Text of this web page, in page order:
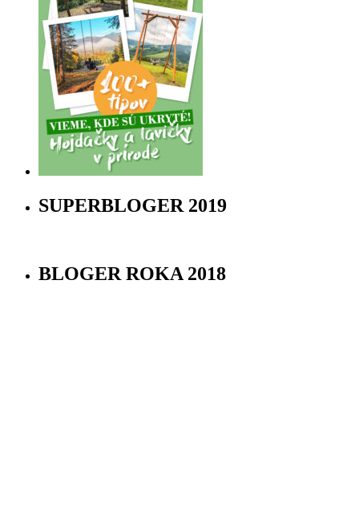
SUPERBLOGER 2019
BLOGER ROKA 2018